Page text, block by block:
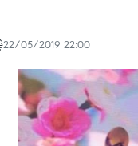
22/05/2019 22:00